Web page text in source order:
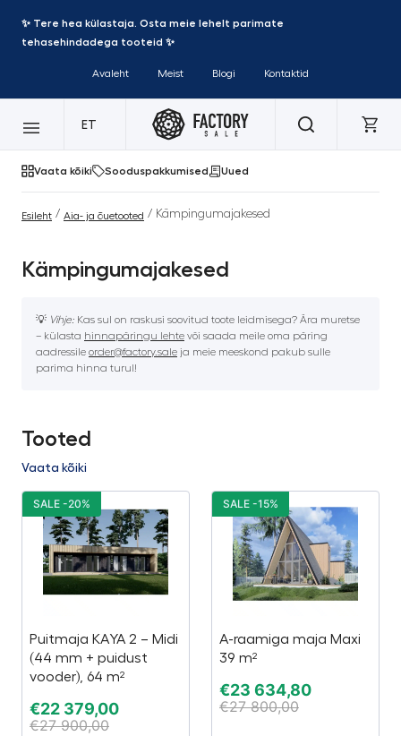
✨ Tere hea külastaja. Osta meie lehelt parimate
tehasehindadega tooteid ✨
Avaleht Meist Blogi Kontaktid
ET
Vaata kõiki Sooduspakkumised Uued
Esileht / Aia- ja õuetooted / Kämpingumajakesed
Kämpingumajakesed
💡 Vihje: Kas sul on raskusi soovitud toote leidmisega? Ära muretse
– külasta hinnapäringu lehte või saada meile oma päring
aadressile order@factory.sale ja meie meeskond pakub sulle
parima hinna turul!
Tooted
Vaata kõiki
Puitmaja KAYA 2 – Midi
(44 mm + puidust
vooder), 64 m²
€22 379,00
€27 900,00
SALE -20%
A-raamiga maja Maxi
39 m²
€23 634,80
€27 800,00
SALE -15%